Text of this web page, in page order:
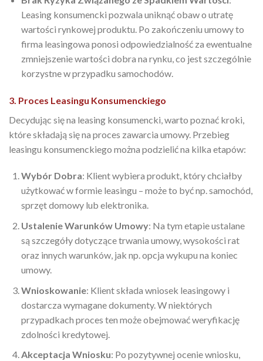
Leasing konsumencki pozwala uniknąć obaw o utratę
wartości rynkowej produktu. Po zakończeniu umowy to
firma leasingowa ponosi odpowiedzialność za ewentualne
zmniejszenie wartości dobra na rynku, co jest szczególnie
korzystne w przypadku samochodów.
3. Proces Leasingu Konsumenckiego
Decydując się na leasing konsumencki, warto poznać kroki,
które składają się na proces zawarcia umowy. Przebieg
leasingu konsumenckiego można podzielić na kilka etapów:
Wybór Dobra: Klient wybiera produkt, który chciałby
użytkować w formie leasingu – może to być np. samochód,
sprzęt domowy lub elektronika.
Ustalenie Warunków Umowy: Na tym etapie ustalane
są szczegóły dotyczące trwania umowy, wysokości rat
oraz innych warunków, jak np. opcja wykupu na koniec
umowy.
Wnioskowanie: Klient składa wniosek leasingowy i
dostarcza wymagane dokumenty. W niektórych
przypadkach proces ten może obejmować weryfikację
zdolności kredytowej.
Akceptacja Wniosku: Po pozytywnej ocenie wniosku,